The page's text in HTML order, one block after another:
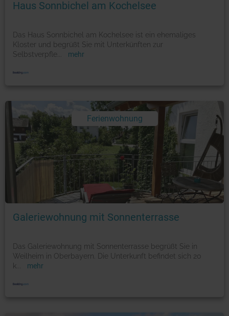
Haus Sonnbichel am Kochelsee
Das Haus Sonnbichel am Kochelsee ist ein ehemaliges
Kloster und begrüßt Sie mit Unterkünften zur
Selbstverpfle
mehr
Ferienwohnung
Foto: © booking.com
Galeriewohnung mit Sonnenterrasse
Das Galeriewohnung mit Sonnenterrasse begrüßt Sie in
Weilheim in Oberbayern. Die Unterkunft befindet sich 20
k
mehr